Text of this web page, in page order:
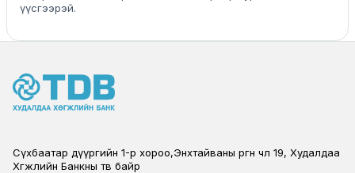
үүсгээрэй.
Сүхбаатар дүүргийн 1-р хороо,Энхтайваны өргөн чөлөө 19, Худалдаа
Хөгжлийн Банкны төв байр